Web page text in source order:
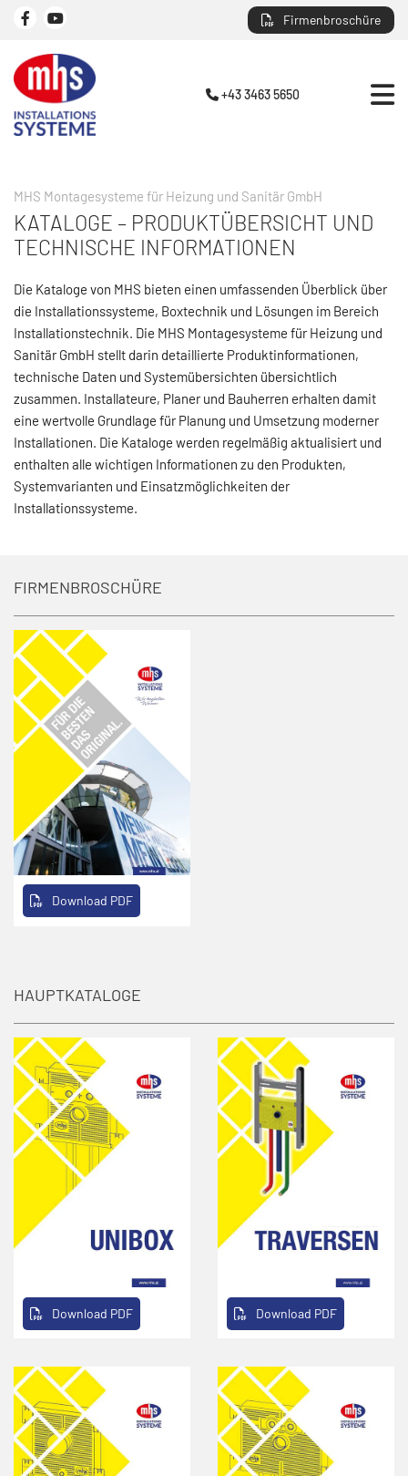
Firmenbroschüre
 +43 3463 5650
MHS Montagesysteme für Heizung und Sanitär GmbH
KATALOGE – PRODUKTÜBERSICHT UND
TECHNISCHE INFORMATIONEN
Die Kataloge von MHS bieten einen umfassenden Überblick über
die Installationssysteme, Boxtechnik und Lösungen im Bereich
Installationstechnik. Die MHS Montagesysteme für Heizung und
Sanitär GmbH stellt darin detaillierte Produktinformationen,
technische Daten und Systemübersichten übersichtlich
zusammen. Installateure, Planer und Bauherren erhalten damit
eine wertvolle Grundlage für Planung und Umsetzung moderner
Installationen. Die Kataloge werden regelmäßig aktualisiert und
enthalten alle wichtigen Informationen zu den Produkten,
Systemvarianten und Einsatzmöglichkeiten der
Installationssysteme.
FIRMENBROSCHÜRE
Download PDF
HAUPTKATALOGE
Download PDF Download PDF